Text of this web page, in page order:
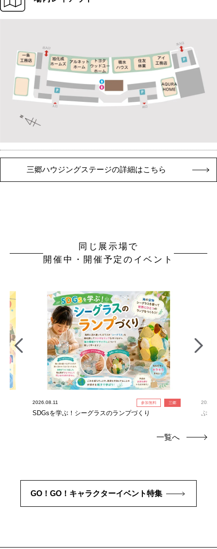
三郷ハウジングステージの詳細はこちら
同じ展示場で
開催中・開催予定のイベント
2026.08.11 参加無料 三郷
SDGsを学ぶ！シーグラスのランプづくり ぷよ
一覧へ
GO！GO！キャラクターイベント特集